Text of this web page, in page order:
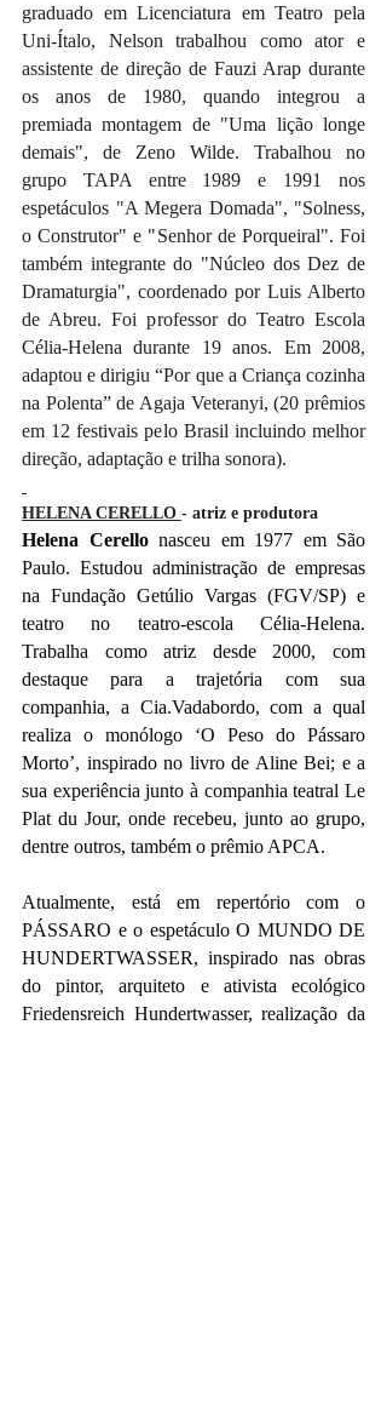
graduado em Licenciatura em Teatro pela
Uni-Ítalo, Nelson trabalhou como ator e
assistente de direção de Fauzi Arap durante
os anos de 1980, quando integrou a
premiada montagem de "Uma lição longe
demais", de Zeno Wilde. Trabalhou no
grupo TAPA entre 1989 e 1991 nos
espetáculos "A Megera Domada", "Solness,
o Construtor" e "Senhor de Porqueiral". Foi
também integrante do "Núcleo dos Dez de
Dramaturgia", coordenado por Luis Alberto
de Abreu. Foi professor do Teatro Escola
Célia-Helena durante 19 anos. Em 2008,
adaptou e dirigiu “Por que a Criança cozinha
na Polenta” de Agaja Veteranyi, (20 prêmios
em 12 festivais pelo Brasil incluindo melhor
direção, adaptação e trilha sonora).
HELENA CERELLO - atriz e produtora
Helena Cerello nasceu em 1977 em São
Paulo. Estudou administração de empresas
na Fundação Getúlio Vargas (FGV/SP) e
teatro no teatro-escola Célia-Helena.
Trabalha como atriz desde 2000, com
destaque para a trajetória com sua
companhia, a Cia.Vadabordo, com a qual
realiza o monólogo ‘O Peso do Pássaro
Morto’, inspirado no livro de Aline Bei; e a
sua experiência junto à companhia teatral Le
Plat du Jour, onde recebeu, junto ao grupo,
dentre outros, também o prêmio APCA.
Atualmente, está em repertório com o
PÁSSARO e o espetáculo O MUNDO DE
HUNDERTWASSER, inspirado nas obras
do pintor, arquiteto e ativista ecológico
Friedensreich Hundertwasser, realização da